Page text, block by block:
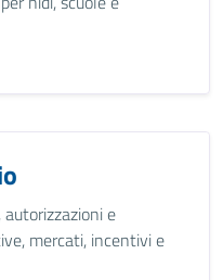
e
mercati, incentivi e